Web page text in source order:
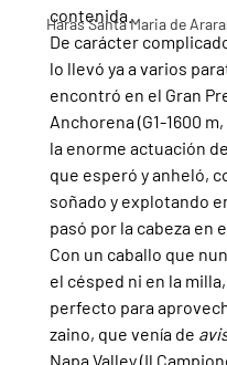
Haras Santa Maria de
contenida.
De carácter
lo llevó ya a varios
encontró en el Gran
Anchorena (G1-1600
la enorme actuación
que esperó y anheló,
soñado y explotando
pasó por la cabeza en
Con un caballo que
el césped ni en la
perfecto para
zaino, que venía de
Napa Valley (Il